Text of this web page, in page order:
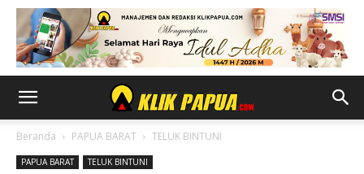
Beranda PAPUA BARAT TELUK BINTUNI
PAPUA BARAT TELUK BINTUNI